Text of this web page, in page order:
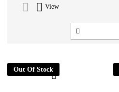
View
Out Of Stock